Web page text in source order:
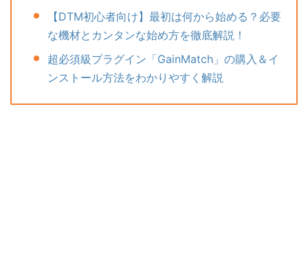
【DTM初心者向け】最初は何から始める？必要
な機材とカンタンな始め方を徹底解説！
超必須級プラグイン「GainMatch」の購入＆イ
ンストール方法をわかりやすく解説